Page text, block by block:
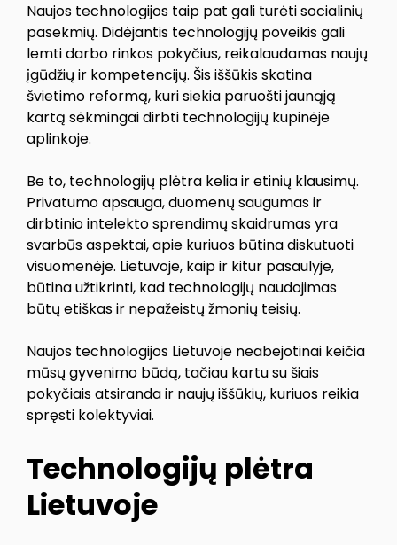
Naujos technologijos taip pat gali turėti socialinių
pasekmių. Didėjantis technologijų poveikis gali
lemti darbo rinkos pokyčius, reikalaudamas naujų
įgūdžių ir kompetencijų. Šis iššūkis skatina
švietimo reformą, kuri siekia paruošti jaunąją
kartą sėkmingai dirbti technologijų kupinėje
aplinkoje.
Be to, technologijų plėtra kelia ir etinių klausimų.
Privatumo apsauga, duomenų saugumas ir
dirbtinio intelekto sprendimų skaidrumas yra
svarbūs aspektai, apie kuriuos būtina diskutuoti
visuomenėje. Lietuvoje, kaip ir kitur pasaulyje,
būtina užtikrinti, kad technologijų naudojimas
būtų etiškas ir nepažeistų žmonių teisių.
Naujos technologijos Lietuvoje neabejotinai keičia
mūsų gyvenimo būdą, tačiau kartu su šiais
pokyčiais atsiranda ir naujų iššūkių, kuriuos reikia
spręsti kolektyviai.
Technologijų plėtra
Lietuvoje